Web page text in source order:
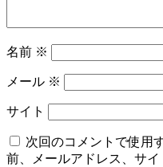
名前 ※
メール ※
サイト
次回のコメントで使用
前、メールアドレス、サイ